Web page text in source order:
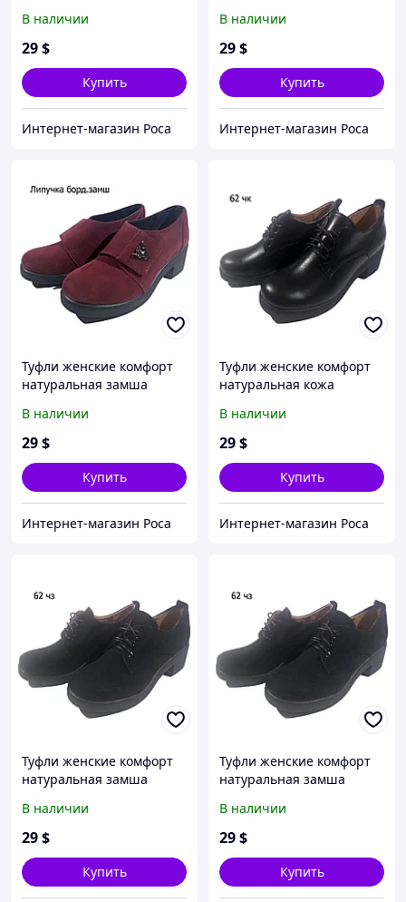
(Настя бз) 40
В наличии
29$
Купить
Интернет-магазин Роса
(Настя бз) 39
В наличии
29$
Купить
Интернет-магазин Роса
Туфли женские комфорт
натуральная замша
(Настя бз) 38
В наличии
29$
Купить
Интернет-магазин Роса
Туфли женские комфорт
натуральная кожа
(Шнурок чк)
В наличии
29$
Купить
Интернет-магазин Роса
Туфли женские комфорт
натуральная замша
(шнурок чз) 38
В наличии
29$
Купить
Туфли женские комфорт
натуральная замша
(шнурок чз) 40
В наличии
29$
Купить